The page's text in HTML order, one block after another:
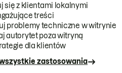
się z klientami lokalnymi
treści
problemy techniczne w witrynie
autorytet poza witryną
dla klientów
zastosowania